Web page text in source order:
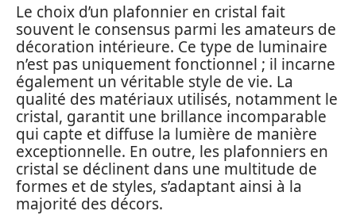
Le choix d’un plafonnier en cristal fait
souvent le consensus parmi les amateurs de
décoration intérieure. Ce type de luminaire
n’est pas uniquement fonctionnel ; il incarne
également un véritable style de vie. La
qualité des matériaux utilisés, notamment le
cristal, garantit une brillance incomparable
qui capte et diffuse la lumière de manière
exceptionnelle. En outre, les plafonniers en
cristal se déclinent dans une multitude de
formes et de styles, s’adaptant ainsi à la
majorité des décors.